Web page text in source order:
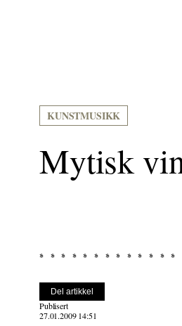
KUNSTMUSIKK
Mytisk
Del artikkel
Publisert
27.01.2009 14:51